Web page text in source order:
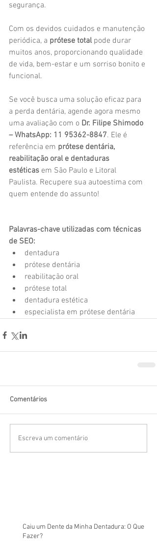
segurança.
Com os devidos cuidados e manutenção
periódica, a prótese total pode durar
muitos anos, proporcionando qualidade
de vida, bem-estar e um sorriso bonito e
funcional.
Se você busca uma solução eficaz para
a perda dentária, agende agora mesmo
uma avaliação com o Dr. Filipe Shimodo
– WhatsApp: 11 95362-8847. Ele é
referência em prótese dentária,
reabilitação oral e dentaduras
estéticas em São Paulo e Litoral
Paulista. Recupere sua autoestima com
quem entende do assunto!
Palavras-chave utilizadas com técnicas
de SEO:
dentadura
prótese dentária
reabilitação oral
prótese total
dentadura estética
especialista em prótese dentária
Comentários
Escreva um comentário
Caiu um Dente da Minha Dentadura: O Que
Fazer?